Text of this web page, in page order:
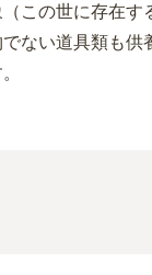
この世に存在
ない道具類も供